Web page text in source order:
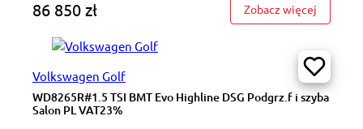
86 850 zł Zobacz więcej
Volkswagen Golf
WD8265R#1.5 TSI BMT Evo Highline DSG Podgrz.f i szyba
Salon PL VAT23%